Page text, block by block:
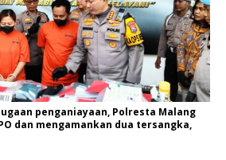
penganiayaan, Polresta Malang
dan mengamankan dua tersangka,